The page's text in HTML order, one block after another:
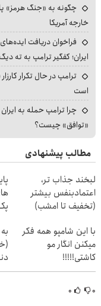
چگونه به «جنگ هرمز»
خارجه آمریکا
فراخوان دریافت
ایران؛ کفگیر ترامپ به ته
ترامپ در حال تکرار
است
چرا ترامپ حمله به
«توافق» چیست؟
مطالب پیشنهادی
لبخند جذاب تر،
اعتمادبنفس بیشتر
(تخفیف تا امشب)
با این شامپو همه فکر
میکنن انگار مو
کاشتی!!!!!
۰ ۰